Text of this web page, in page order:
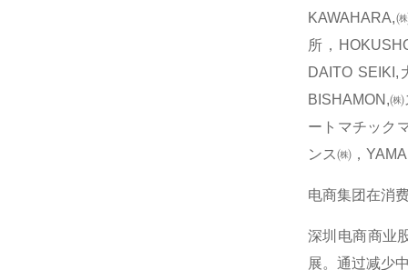
KAWAHARA,
所，
DAITO
BISHAMON,
ートマチック
ンス㈱，
电商集团在消
深圳电商商业
展。通过减少